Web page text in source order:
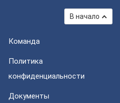
В начало
Команда
Политика
конфиденциальности
Документы